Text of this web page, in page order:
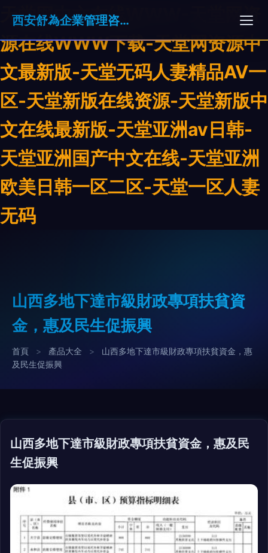
天堂网中文在线WWW-天堂网资
源在线WWW下载-天堂网资源中
文最新版-天堂无码人妻精品AV一
区-天堂新版在线资源-天堂新版中
文在线最新版-天堂亚洲av日韩-
天堂亚洲国产中文在线-天堂亚洲
欧美日韩一区二区-天堂一区人妻
无码
西安舒為企業管理咨詢服務有限公司
山西多地下達市級財政專項扶貧資
金，惠及民生促振興
首頁 > 產品大全 >
山西多地下達市級財政專項扶貧資金，惠
及民生促振興
山西多地下達市級財政專項扶貧資金，惠及民
生促振興